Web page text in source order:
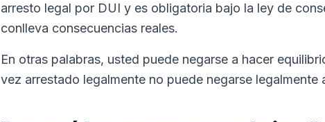
arresto legal por DUI y es obligatoria bajo la ley de
conlleva consecuencias reales.
En otras palabras, usted puede negarse a hacer
vez arrestado legalmente no puede negarse